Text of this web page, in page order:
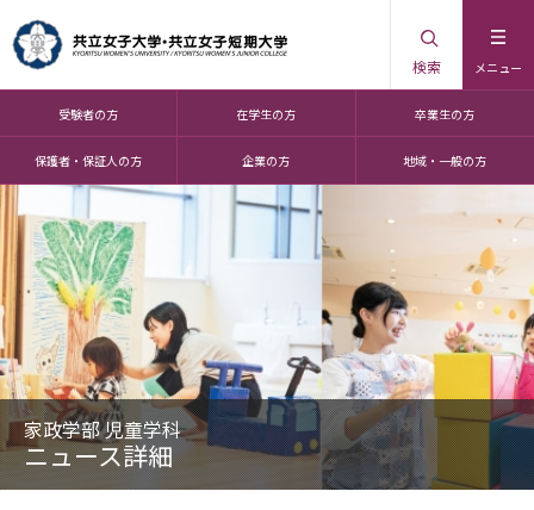
メニュー
検索
受験者の方 在学生の方 卒業生の方
保護者・保証人の方 企業の方 地域・一般の方
家政学部 児童学科
ニュース詳細